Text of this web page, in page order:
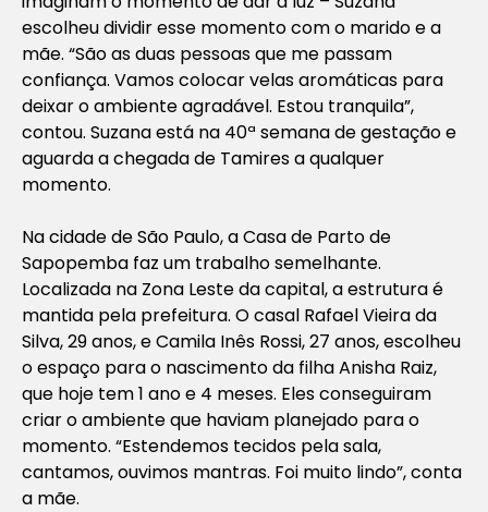
escolheu dividir esse momento com o marido e a
mãe. “São as duas pessoas que me passam
confiança. Vamos colocar velas aromáticas para
deixar o ambiente agradável. Estou tranquila”,
contou. Suzana está na 40ª semana de gestação e
aguarda a chegada de Tamires a qualquer
momento.
Na cidade de São Paulo, a Casa de Parto de
Sapopemba faz um trabalho semelhante.
Localizada na Zona Leste da capital, a estrutura é
mantida pela prefeitura. O casal Rafael Vieira da
Silva, 29 anos, e Camila Inês Rossi, 27 anos, escolheu
o espaço para o nascimento da filha Anisha Raiz,
que hoje tem 1 ano e 4 meses. Eles conseguiram
criar o ambiente que haviam planejado para o
momento. “Estendemos tecidos pela sala,
cantamos, ouvimos mantras. Foi muito lindo”, conta
a mãe.